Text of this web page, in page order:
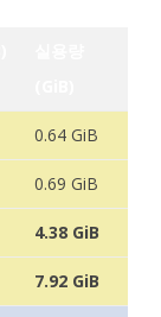
0.64 GiB
0.69 GiB
4.38 GiB
7.92 GiB